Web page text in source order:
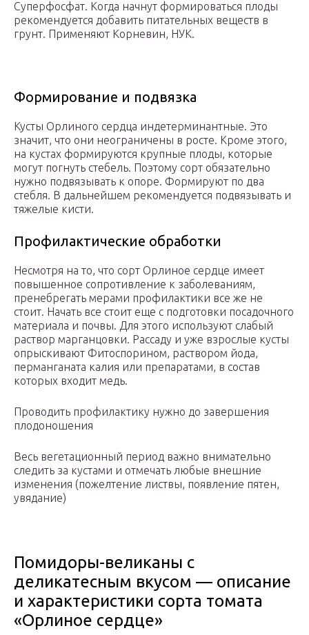
Суперфосфат. Когда начнут формироваться плоды
рекомендуется добавить питательных веществ в
грунт. Применяют Корневин, НУК.
Формирование и подвязка
Кусты Орлиного сердца индетерминантные. Это
значит, что они неограничены в росте. Кроме этого,
на кустах формируются крупные плоды, которые
могут погнуть стебель. Поэтому сорт обязательно
нужно подвязывать к опоре. Формируют по два
стебля. В дальнейшем рекомендуется подвязывать и
тяжелые кисти.
Профилактические обработки
Несмотря на то, что сорт Орлиное сердце имеет
повышенное сопротивление к заболеваниям,
пренебрегать мерами профилактики все же не
стоит. Начать все стоит еще с подготовки посадочного
материала и почвы. Для этого используют слабый
раствор марганцовки. Рассаду и уже взрослые кусты
опрыскивают Фитоспорином, раствором йода,
перманганата калия или препаратами, в состав
которых входит медь.
Проводить профилактику нужно до завершения
плодоношения
Весь вегетационный период важно внимательно
следить за кустами и отмечать любые внешние
изменения (пожелтение листвы, появление пятен,
увядание)
Помидоры-великаны с
деликатесным вкусом — описание
и характеристики сорта томата
«Орлиное сердце»